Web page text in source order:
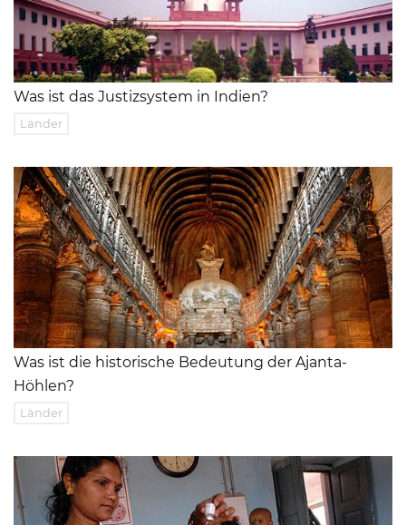
Was ist das Justizsystem in Indien?
Länder
Was ist die historische Bedeutung der Ajanta-
Höhlen?
Länder